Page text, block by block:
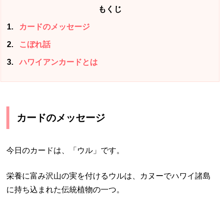
もくじ
1 カードのメッセージ
2 こぼれ話
3 ハワイアンカードとは
カードのメッセージ
今日のカードは、「ウル」です。
栄養に富み沢山の実を付けるウルは、カヌーでハワイ諸島
に持ち込まれた伝統植物の一つ。